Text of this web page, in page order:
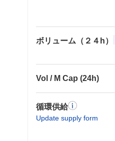
ボリューム（２４h）
Vol / M Cap (24h)
循環供給
Update supply form